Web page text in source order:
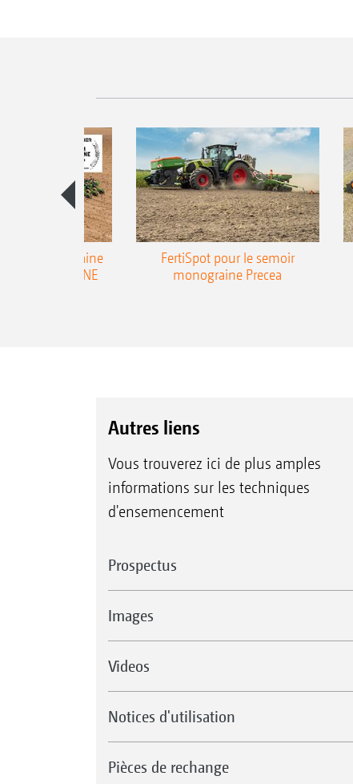
monograine
TCC AMAZONE
FertiSpot pour le semoir
monograine Precea
Autres liens
Vous trouverez ici de plus amples
informations sur les techniques
d'ensemencement
Prospectus
Images
Videos
Notices d'utilisation
Pièces de rechange